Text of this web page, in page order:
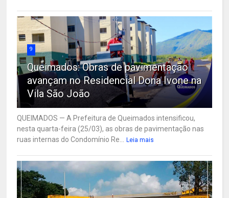
9
Queimados: Obras de pavimentação
avançam no Residencial Dona Ivone na
Vila São João
QUEIMADOS — A Prefeitura de Queimados intensificou,
nesta quarta-feira (25/03), as obras de pavimentação nas
ruas internas do Condomínio Re...
Leia mais